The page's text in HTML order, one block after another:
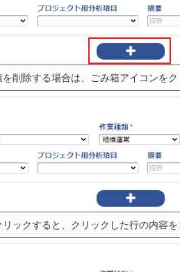
を削除する場合は、ごみ箱アイコンを
リックすると、クリックした行の内容